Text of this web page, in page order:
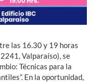
las 16.30 y 19 horas
Valparaíso), se
Técnicas para la
En la oportunidad,